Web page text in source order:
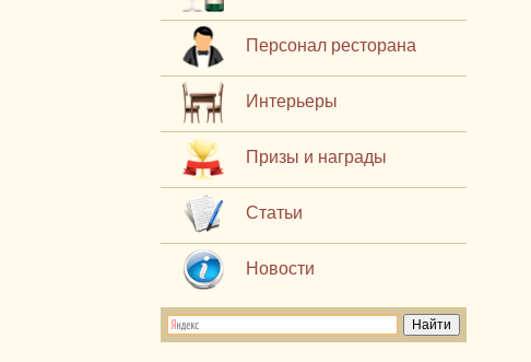
Персонал ресторана
Интерьеры
Призы и награды
Статьи
Новости